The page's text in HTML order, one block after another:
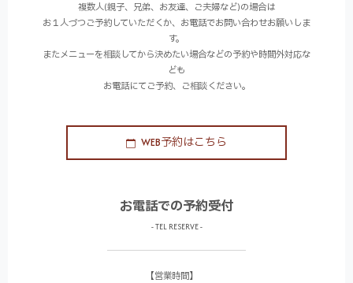
複数人(親子、兄弟、お友達、ご夫婦など)の場合は
お１人づつご予約していただくか、お電話でお問い合わせお願いしま
す。
またメニューを相談してから決めたい場合などの予約や時間外対応な
ども
お電話にてご予約、ご相談ください。
WEB予約はこちら
お電話での予約受付
- TEL RESERVE -
【営業時間】